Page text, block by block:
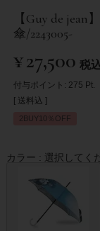
【Guy de
傘/2243005-
¥27,500 税
付与ポイント: 275 Pt.
送料込
2BUY10％OFF
カラー 選択してく